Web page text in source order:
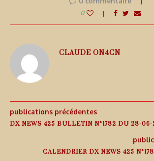
0
CLAUDE ON4CN
publications précédentes
DX NEWS 425 BULLETIN N°1782 DU 28-
CALENDRIER DX NEWS 425